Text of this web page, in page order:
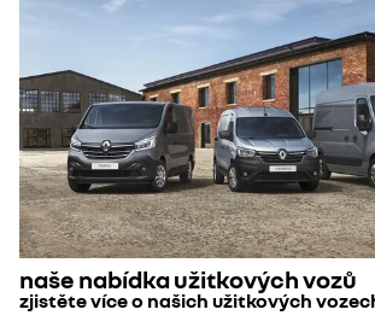
naše nabídka užitkových vozů
zjistěte více o našich užitkových